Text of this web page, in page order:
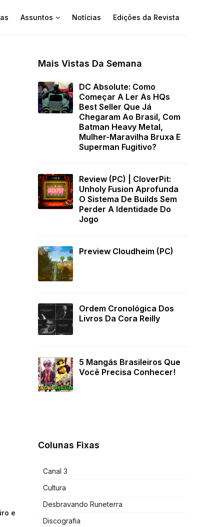
Assuntos Notícias Edições da Revista
e
Mais Vistas Da Semana
DC Absolute: Como
Começar A Ler As HQs
Best Seller Que Já
Chegaram Ao Brasil, Com
Batman Heavy Metal,
Mulher-Maravilha Bruxa E
Superman Fugitivo?
Review (PC) | CloverPit:
Unholy Fusion Aprofunda
O Sistema De Builds Sem
Perder A Identidade Do
Jogo
Preview Cloudheim (PC)
Ordem Cronológica Dos
Livros Da Cora Reilly
5 Mangás Brasileiros Que
Você Precisa Conhecer!
Colunas Fixas
Canal 3
Cultura
Desbravando Runeterra
Discografia